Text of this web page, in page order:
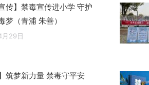
传】禁毒宣传进小学 守护
梦（青浦 朱善）
29日
筑梦新力量 禁毒守平安